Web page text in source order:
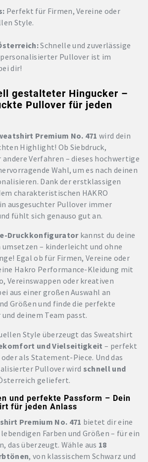
Perfekt für Firmen, Vereine oder
Style.
Schnelle und zuverlässige
Pullover ist im
dir!
gestalteter Hingucker –
Pullover für jeden
Premium No. 471 wird dein
Highlight! Ob Siebdruck,
Verfahren – dieses hochwertige
Wahl, um es nach deinen
Dank der erstklassigen
charakteristischen HAKRO
ausgesuchter Pullover immer
fühlt sich genauso gut an.
Druckkonfiguratorkannst du deine
umsetzen – kinderleicht und ohne
Egal ob für Firmen, Vereine oder
Hakro Performance-Kleidung mit
Vereinswappen oder kreativen
aus einer großen Auswahl an
Größen und finde die perfekte
deinem Team passt.
Style überzeugt das Sweatshirt
und Vielseitigkeit – perfekt
als Statement-Piece. Und das
Pullover wird schnell und
geliefert.
und perfekte Passform – Dein
für jeden Anlass
Premium No. 471 bietet dir eine
Farben und Größen – für ein
das überzeugt. Wähle aus 18
, von klassischem Schwarz und